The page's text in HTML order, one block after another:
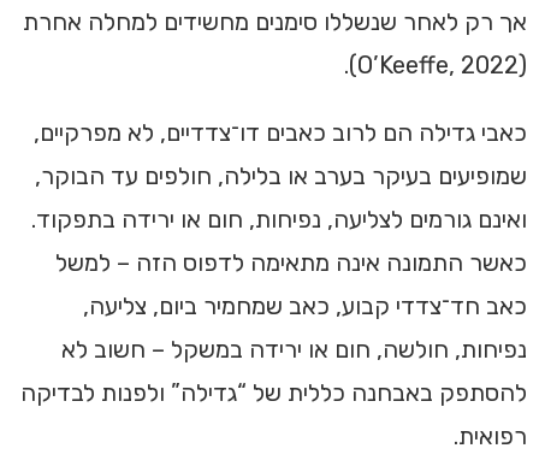
אך רק לאחר שנשללו סימנים מחשידים למחלה אחרת
(O’Keeffe, 2022).
כאבי גדילה הם לרוב כאבים דו־צדדיים, לא מפרקיים,
שמופיעים בעיקר בערב או בלילה, חולפים עד הבוקר,
ואינם גורמים לצליעה, נפיחות, חום או ירידה בתפקוד.
כאשר התמונה אינה מתאימה לדפוס הזה – למשל
כאב חד־צדדי קבוע, כאב שמחמיר ביום, צליעה,
נפיחות, חולשה, חום או ירידה במשקל – חשוב לא
להסתפק באבחנה כללית של “גדילה” ולפנות לבדיקה
רפואית.